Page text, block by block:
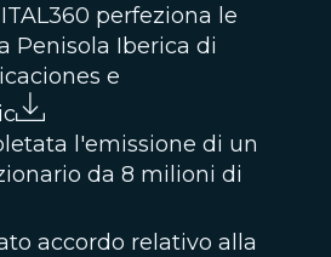
perfeziona le
Penisola Iberica di
e
l'emissione di un
da 8 milioni di
accordo relativo alla